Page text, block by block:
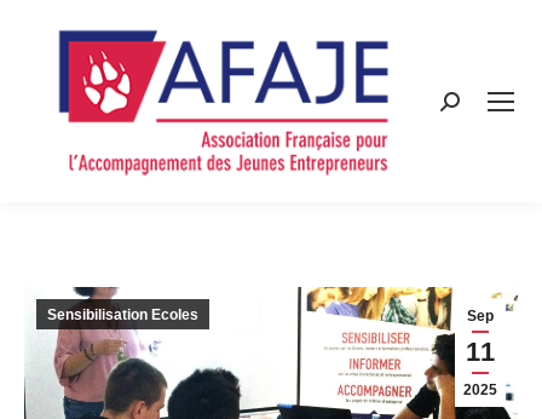
Search:
Sep
11
2025
Sensibilisation Ecoles